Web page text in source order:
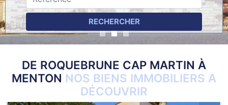
ACTUALITÉS
NOTRE
PHILOSOPHIE
CONTACT
RECHERCHER
DE ROQUEBRUNE CAP MARTIN À
MENTON NOS BIENS IMMOBILIERS A
DÉCOUVRIR